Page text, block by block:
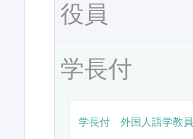
役員
学長付
学長付 外国人語学教員